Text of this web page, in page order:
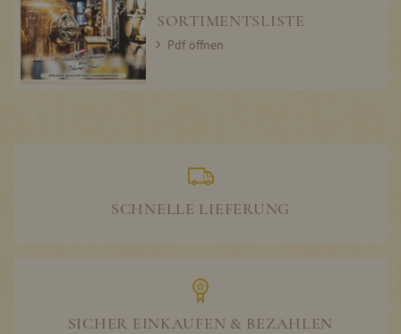
SORTIMENTSLISTE
Pdf öffnen
SCHNELLE LIEFERUNG
SICHER EINKAUFEN & BEZAHLEN